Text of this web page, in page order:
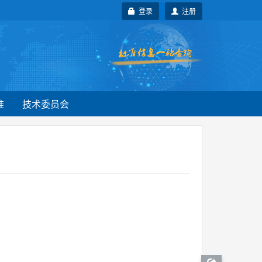
注册
登录
技术委员会